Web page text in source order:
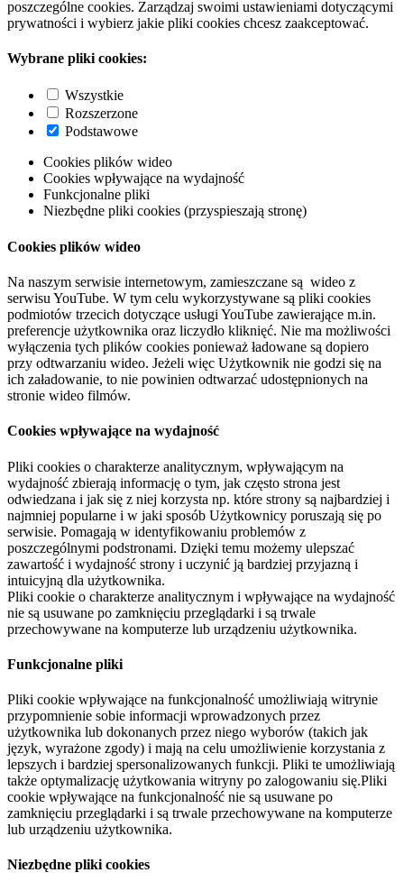
poszczególne cookies. Zarządzaj swoimi ustawieniami dotyczącymi
prywatności i wybierz jakie pliki cookies chcesz zaakceptować.
Wybrane pliki cookies:
Wszystkie
Rozszerzone
Podstawowe
Cookies plików wideo
Cookies wpływające na wydajność
Funkcjonalne pliki
Niezbędne pliki cookies (przyspieszają stronę)
Cookies plików wideo
Na naszym serwisie internetowym, zamieszczane są wideo z
serwisu YouTube. W tym celu wykorzystywane są pliki cookies
podmiotów trzecich dotyczące usługi YouTube zawierające m.in.
preferencje użytkownika oraz liczydło kliknięć. Nie ma możliwości
wyłączenia tych plików cookies ponieważ ładowane są dopiero
przy odtwarzaniu wideo. Jeżeli więc Użytkownik nie godzi się na
ich załadowanie, to nie powinien odtwarzać udostępnionych na
stronie wideo filmów.
Cookies wpływające na wydajność
Pliki cookies o charakterze analitycznym, wpływającym na
wydajność zbierają informację o tym, jak często strona jest
odwiedzana i jak się z niej korzysta np. które strony są najbardziej i
najmniej popularne i w jaki sposób Użytkownicy poruszają się po
serwisie. Pomagają w identyfikowaniu problemów z
poszczególnymi podstronami. Dzięki temu możemy ulepszać
zawartość i wydajność strony i uczynić ją bardziej przyjazną i
intuicyjną dla użytkownika.
Pliki cookie o charakterze analitycznym i wpływające na wydajność
nie są usuwane po zamknięciu przeglądarki i są trwale
przechowywane na komputerze lub urządzeniu użytkownika.
Funkcjonalne pliki
Pliki cookie wpływające na funkcjonalność umożliwiają witrynie
przypomnienie sobie informacji wprowadzonych przez
użytkownika lub dokonanych przez niego wyborów (takich jak
język, wyrażone zgody) i mają na celu umożliwienie korzystania z
lepszych i bardziej spersonalizowanych funkcji. Pliki te umożliwiają
także optymalizację użytkowania witryny po zalogowaniu się.Pliki
cookie wpływające na funkcjonalność nie są usuwane po
zamknięciu przeglądarki i są trwale przechowywane na komputerze
lub urządzeniu użytkownika.
Niezbędne pliki cookies